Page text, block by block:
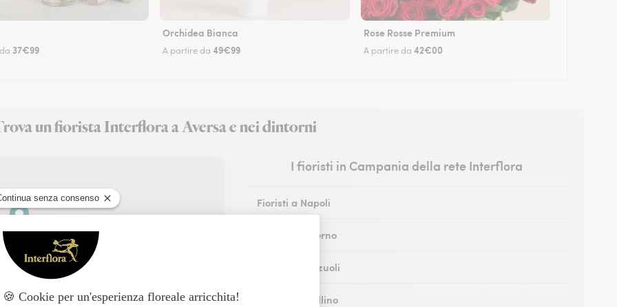
37€99
Orchidea Bianca
A partire da 49€99
Rose Rosse Premium
A partire da 42€00
un fiorista Interflora a Aversa e nei dintorni
I fioristi in Campania della rete Interflora
Fioristi a Napoli
Fioristi a Salerno
Fioristi a Pozzuoli
Fioristi a Avellino